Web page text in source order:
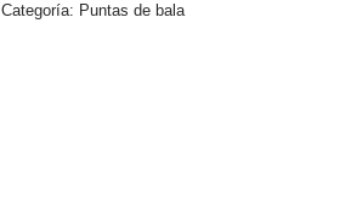
Categoría: Puntas de bala